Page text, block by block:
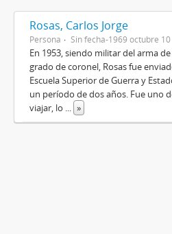
Rosas, Carlos Jorge
Persona Sin fecha-1969 octubre 10
En 1953, siendo militar del arma
grado de coronel, Rosas fue
Escuela Superior de Guerra y
un período de dos años. Fue uno
viajar, lo ... »